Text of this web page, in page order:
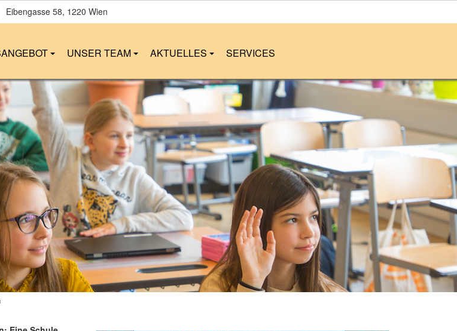
UNSER TEAM AKTUELLES SERVICES
Eibengasse 58, 1220 Wien